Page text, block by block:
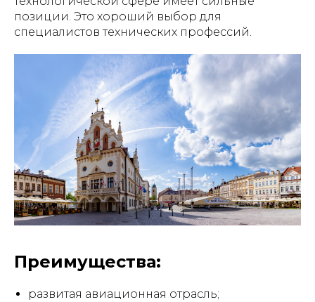
позиции. Это хороший выбор для
специалистов технических профессий.
Преимущества:
развитая авиационная отрасль;